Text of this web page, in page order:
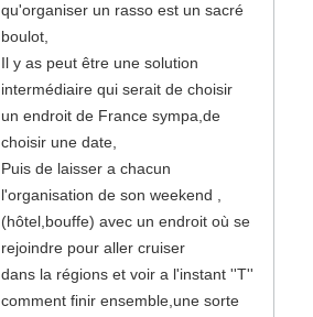
qu'organiser un rasso est un sacré
boulot,
Il y as peut être une solution
intermédiaire qui serait de choisir
un endroit de France sympa,de
choisir une date,
Puis de laisser a chacun
l'organisation de son weekend ,
(hôtel,bouffe) avec un endroit où se
rejoindre pour aller cruiser
dans la régions et voir a l'instant ''T''
comment finir ensemble,une sorte